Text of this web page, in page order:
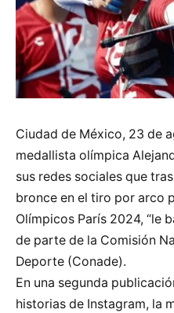
Ciudad de México, 23 de
medallista olímpica
sus redes sociales que
bronce en el tiro por arco
Olímpicos París 2024, “le
de parte de la Comisión
Deporte (Conade).
En una segunda
historias de Instagram, la